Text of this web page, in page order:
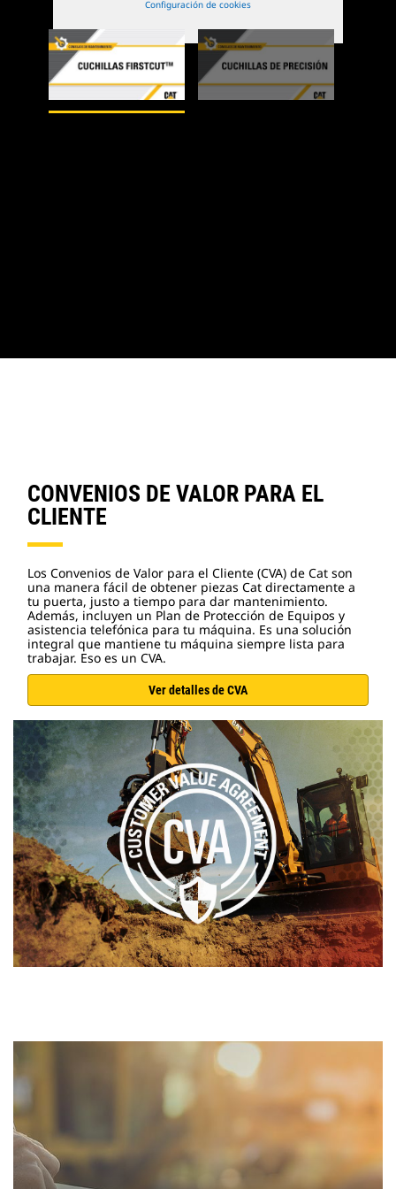
Configuración de cookies
CONVENIOS DE VALOR PARA EL
CLIENTE
Los Convenios de Valor para el Cliente (CVA) de Cat son
una manera fácil de obtener piezas Cat directamente a
tu puerta, justo a tiempo para dar mantenimiento.
Además, incluyen un Plan de Protección de Equipos y
asistencia telefónica para tu máquina. Es una solución
integral que mantiene tu máquina siempre lista para
trabajar. Eso es un CVA.
Ver detalles de CVA